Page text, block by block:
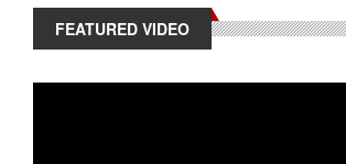
FEATURED VIDEO